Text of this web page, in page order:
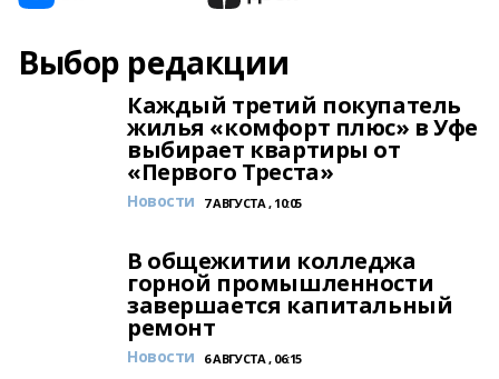
Выбор редакции
Каждый третий покупатель
жилья «комфорт плюс» в Уфе
выбирает квартиры от
«Первого Треста»
Новости 7 АВГУСТА , 10:05
В общежитии колледжа
горной промышленности
завершается капитальный
ремонт
Новости 6 АВГУСТА , 06:15